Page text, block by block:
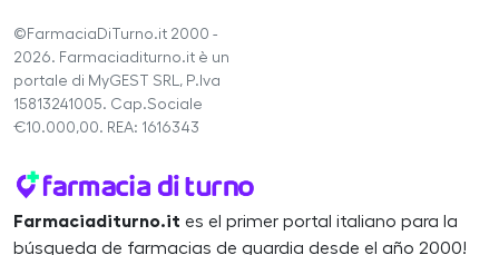
©FarmaciaDiTurno.it 2000 -
2026. Farmaciaditurno.it è un
portale di MyGEST SRL, P.Iva
15813241005. Cap.Sociale
€10.000,00. REA: 1616343
Farmaciaditurno.it es el primer portal italiano para la
búsqueda de farmacias de guardia desde el año 2000!